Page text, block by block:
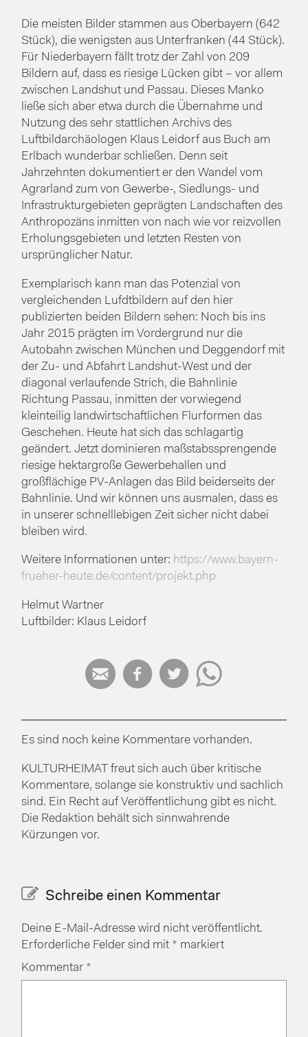
Die meisten Bilder stammen aus Oberbayern (642
Stück), die wenigsten aus Unterfranken (44 Stück).
Für Niederbayern fällt trotz der Zahl von 209
Bildern auf, dass es riesige Lücken gibt – vor allem
zwischen Landshut und Passau. Dieses Manko
ließe sich aber etwa durch die Übernahme und
Nutzung des sehr stattlichen Archivs des
Luftbildarchäologen Klaus Leidorf aus Buch am
Erlbach wunderbar schließen. Denn seit
Jahrzehnten dokumentiert er den Wandel vom
Agrarland zum von Gewerbe-, Siedlungs- und
Infrastrukturgebieten geprägten Landschaften des
Anthropozäns inmitten von nach wie vor reizvollen
Erholungsgebieten und letzten Resten von
ursprünglicher Natur.
Exemplarisch kann man das Potenzial von
vergleichenden Lufdtbildern auf den hier
publizierten beiden Bildern sehen: Noch bis ins
Jahr 2015 prägten im Vordergrund nur die
Autobahn zwischen München und Deggendorf mit
der Zu- und Abfahrt Landshut-West und der
diagonal verlaufende Strich, die Bahnlinie
Richtung Passau, inmitten der vorwiegend
kleinteilig landwirtschaftlichen Flurformen das
Geschehen. Heute hat sich das schlagartig
geändert. Jetzt dominieren maßstabssprengende
riesige hektargroße Gewerbehallen und
großflächige PV-Anlagen das Bild beiderseits der
Bahnlinie. Und wir können uns ausmalen, dass es
in unserer schnelllebigen Zeit sicher nicht dabei
bleiben wird.
Weitere Informationen unter: https://www.bayern-
frueher-heute.de/content/projekt.php
Helmut Wartner
Luftbilder: Klaus Leidorf
   
Es sind noch keine Kommentare vorhanden.
KULTURHEIMAT freut sich auch über kritische
Kommentare, solange sie konstruktiv und sachlich
sind. Ein Recht auf Veröffentlichung gibt es nicht.
Die Redaktion behält sich sinnwahrende
Kürzungen vor.
Schreibe einen Kommentar
Deine E-Mail-Adresse wird nicht veröffentlicht.
Erforderliche Felder sind mit * markiert
Kommentar *